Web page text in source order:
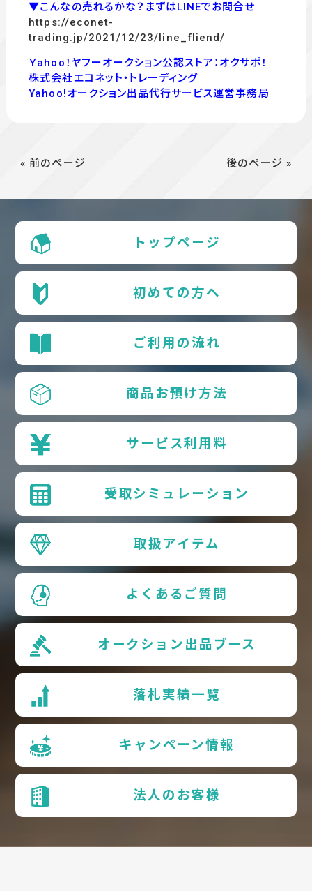
▼こんなの売れるかな？まずはLINEでお問合せ
https://econet-
trading.jp/2021/12/23/line_fliend/
Ｙahoo！ヤフーオークション公認ストア：オクサポ！
株式会社エコネット・トレーディング
Yahoo!オークション出品代行サービス運営事務局
« 前のページ 後のページ »
トップページ
初めての方へ
ご利用の流れ
商品お預け方法
サービス利用料
受取シミュレーション
取扱アイテム
よくあるご質問
オークション出品ブース
落札実績一覧
キャンペーン情報
法人のお客様